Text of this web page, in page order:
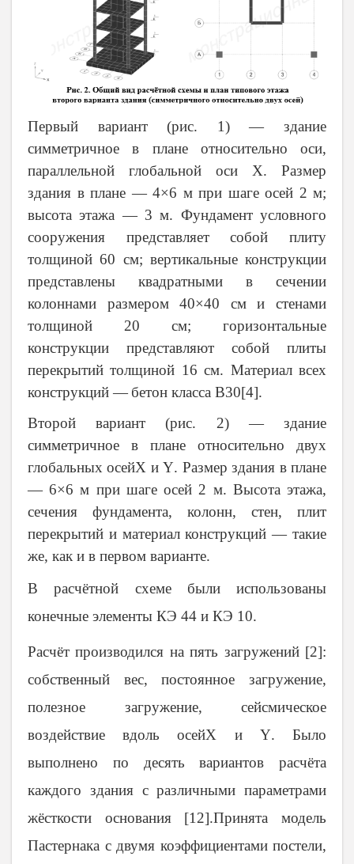
Первый вариант (рис. 1) — здание
симметричное в плане относительно оси,
параллельной глобальной оси X. Размер
здания в плане — 4×6 м при шаге осей 2 м;
высота этажа — 3 м. Фундамент условного
сооружения представляет собой плиту
толщиной 60 см; вертикальные конструкции
представлены квадратными в сечении
колоннами размером 40×40 см и стенами
толщиной 20 см; горизонтальные
конструкции представляют собой плиты
перекрытий толщиной 16 см. Материал всех
конструкций — бетон класса B30[4].
Второй вариант (рис. 2) — здание
симметричное в плане относительно двух
глобальных осейX иY. Размер здания в плане
— 6×6 м при шаге осей 2 м. Высота этажа,
сечения фундамента, колонн, стен, плит
перекрытий и материал конструкций — такие
же, как и в первом варианте.
В расчётной схеме были использованы
конечные элементы КЭ 44 и КЭ 10.
Расчёт производился на пять загружений [2]:
собственный вес, постоянное загружение,
полезное загружение, сейсмическое
воздействие вдоль осейX и Y. Было
выполнено по десять вариантов расчёта
каждого здания с различными параметрами
жёсткости основания [12].Принята модель
Пастернака с двумя коэффициентами постели,